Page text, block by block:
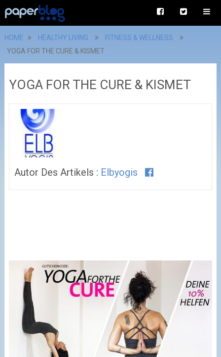
HOME HEALTHY LIVING
FITNESS & WELLNESS
YOGA FOR THE CURE & KISMET
YOGA FOR THE CURE & KISMET
Autor Des Artikels : Elbyogis